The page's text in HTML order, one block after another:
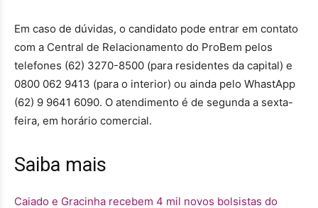
Em caso de dúvidas, o candidato pode entrar em contato
com a Central de Relacionamento do ProBem pelos
telefones (62) 3270-8500 (para residentes da capital) e
0800 062 9413 (para o interior) ou ainda pelo WhastApp
(62) 9 9641 6090. O atendimento é de segunda a sexta-
feira, em horário comercial.
Saiba mais
Caiado e Gracinha recebem 4 mil novos bolsistas do